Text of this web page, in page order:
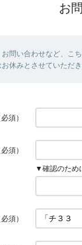
お
問い合わせなど、こ
休みとさせていただ
必須）
必須）
▼確認のため
必須）